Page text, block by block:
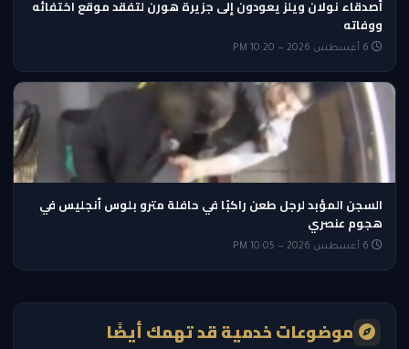
أصدقاء نولان ويلز يعودون إلى جزيرة هورن لتفقد موقع اختفائه
ووفاته
السجن المؤبد لرجل طعن راكبًا في حافلة مترو بلوس أنجليس في
هجوم عنصري
موضوعات خدمية قد تهمك أيضًا